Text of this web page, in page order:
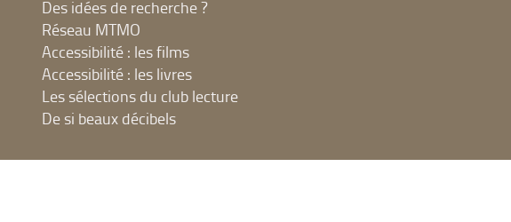
Des idées de recherche ?
Réseau MTMO
Accessibilité : les films
Accessibilité : les livres
Les sélections du club lecture
De si beaux décibels